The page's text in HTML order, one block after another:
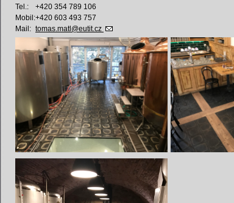
Tel.:
Mobil:
Mail:
+420 354 789 106
+420 603 493 757
tomas.matl@eutit.cz